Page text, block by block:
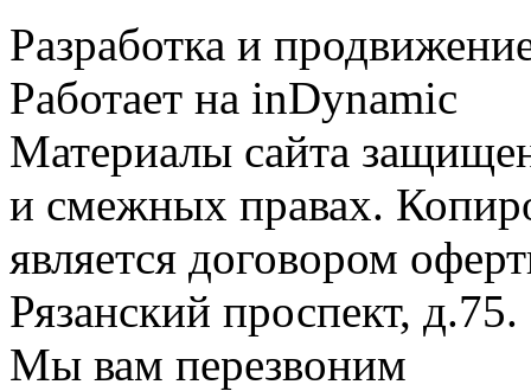
Разработка и
Работает на inDynamic
Материалы сайта
и смежных правах.
является договором
Рязанский проспект, д.75.
Мы вам перезвоним